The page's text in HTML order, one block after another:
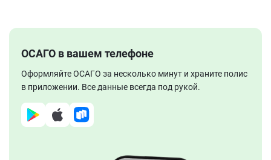
ОСАГО в вашем телефоне
Оформляйте ОСАГО за несколько минут и храните полис
в приложении. Все данные всегда под рукой.